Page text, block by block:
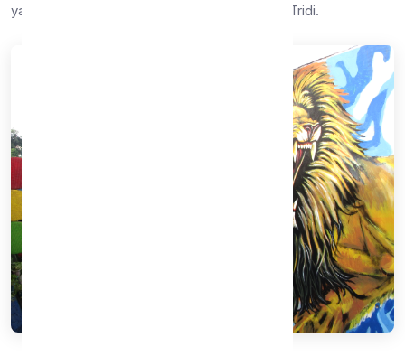
yaitu Kampung Warna Jodipan dan Kampung Tridi.